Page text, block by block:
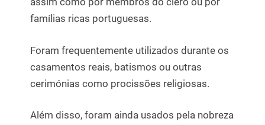
famílias ricas portuguesas.
Foram frequentemente utilizados durante os
casamentos reais, batismos ou outras
cerimónias como procissões religiosas.
Além disso, foram ainda usados pela nobreza